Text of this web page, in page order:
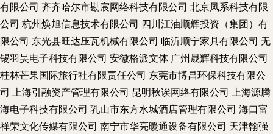
有限公司 齐齐哈尔市勘宸网络科技有限公司 北京凤系科技有限
公司 杭州焕旭信息技术有限公司 四川江油顺辉投资（集团）有
限公司 东光县旺达压瓦机械有限公司 临沂顺宁家具有限公司 无
锡羽昊电子科技有限公司 安徽格派文体 广州晟辉科技有限公司
桂林芒果国际旅行社有限责任公司 东莞市博昌环保科技有限公
司
上海引融资产管理有限公司 昆明秋诶网络有限公司
上海源腾
海电子科技有限公司 乳山市东方水城酒店管理有限公司 海口富
祥荣文化传媒有限公司 南宁市华亮暖通设备有限公司 天津翰强